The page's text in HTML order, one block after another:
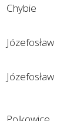
Chybie
Józefosław
Józefosław